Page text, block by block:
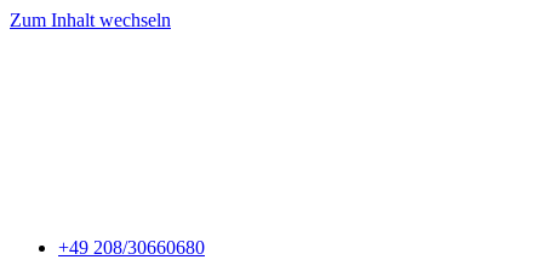
Zum Inhalt wechseln
+49 208/30660680